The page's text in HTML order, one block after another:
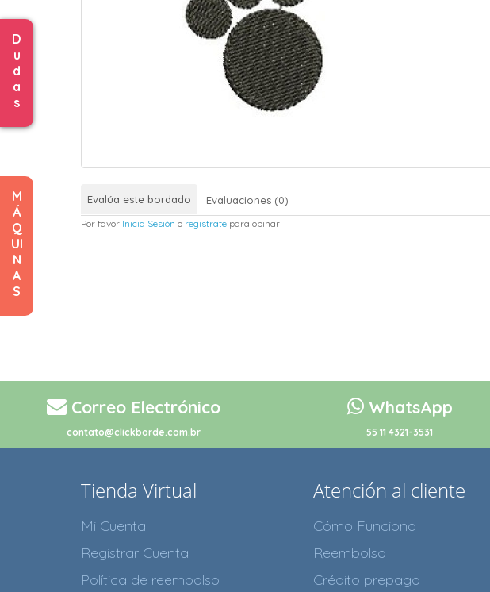
D
u
d
a
s
M
Á
Q
UI
N
A
S
Evalúa este bordado Evaluaciones (0)
Por favor Inicia Sesión o registrate para opinar
Correo Electrónico
contato@clickborde.com.br
WhatsApp
55 11 4321-3531
Tienda Virtual
Mi Cuenta
Registrar Cuenta
Política de reembolso
Atención al cliente
Cómo Funciona
Reembolso
Crédito prepago